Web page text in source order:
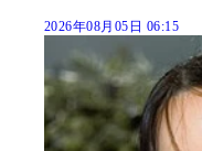
2026年08月05日 06:15